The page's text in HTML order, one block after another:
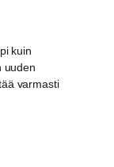
kuin
uuden
varmasti